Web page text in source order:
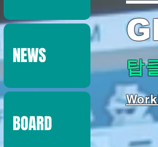
NEWS
BOARD
탑